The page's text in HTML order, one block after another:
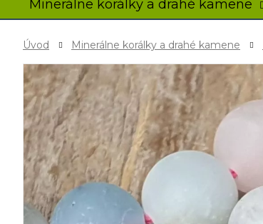
Minerálne korálky a drahé kamene
Úvod Minerálne korálky a drahé kamene